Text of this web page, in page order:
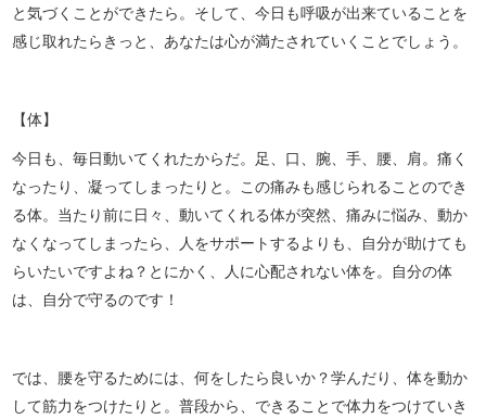
と気づくことができたら。そして、今日も呼吸が出来ていることを
感じ取れたらきっと、あなたは心が満たされていくことでしょう。
【体】
今日も、毎日動いてくれたからだ。足、口、腕、手、腰、肩。痛く
なったり、凝ってしまったりと。この痛みも感じられることのでき
る体。当たり前に日々、動いてくれる体が突然、痛みに悩み、動か
なくなってしまったら、人をサポートするよりも、自分が助けても
らいたいですよね？とにかく、人に心配されない体を。自分の体
は、自分で守るのです！
では、腰を守るためには、何をしたら良いか？学んだり、体を動か
して筋力をつけたりと。普段から、できることで体力をつけていき